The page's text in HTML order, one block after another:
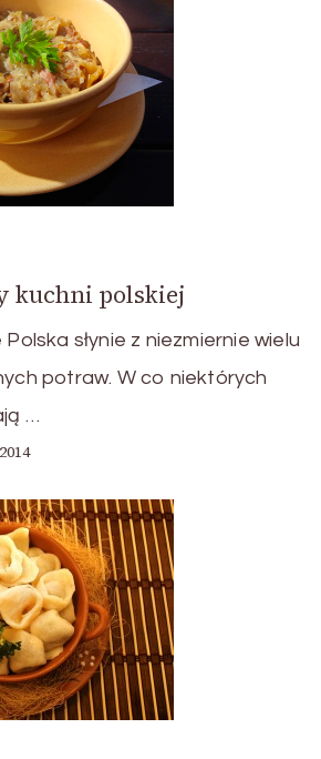
kuchni polskiej
słynie z niezmiernie wielu
potraw. W co niektórych
…